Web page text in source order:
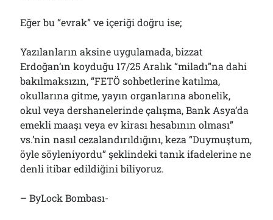
Eğer bu “evrak” ve içeriği doğru ise;
Yazılanların aksine uygulamada, bizzat
Erdoğan’ın koyduğu 17/25 Aralık “miladı”na dahi
bakılmaksızın, “FETÖ sohbetlerine katılma,
okullarına gitme, yayın organlarına abonelik,
okul veya dershanelerinde çalışma, Bank Asya’da
emekli maaşı veya ev kirası hesabının olması”
vs.’nin nasıl cezalandırıldığını, keza “Duymuştum,
öyle söyleniyordu” şeklindeki tanık ifadelerine ne
denli itibar edildiğini biliyoruz.
– ByLock Bombası-